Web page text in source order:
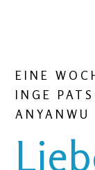
EINE
INGE
ANYANWU